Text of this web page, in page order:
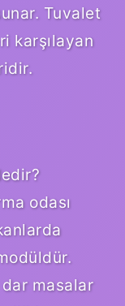
Tuvalet
karşılayan
odası
masalar